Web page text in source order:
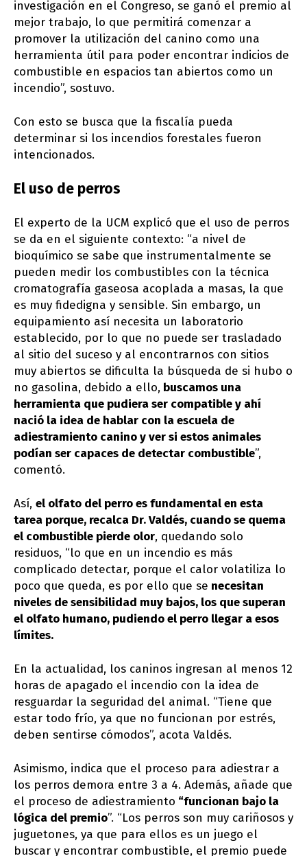
investigación en el Congreso, se ganó el premio al
mejor trabajo, lo que permitirá comenzar a
promover la utilización del canino como una
herramienta útil para poder encontrar indicios de
combustible en espacios tan abiertos como un
incendio”, sostuvo.
Con esto se busca que la fiscalía pueda
determinar si los incendios forestales fueron
intencionados.
El uso de perros
El experto de la UCM explicó que el uso de perros
se da en el siguiente contexto: “a nivel de
bioquímico se sabe que instrumentalmente se
pueden medir los combustibles con la técnica
cromatografía gaseosa acoplada a masas, la que
es muy fidedigna y sensible. Sin embargo, un
equipamiento así necesita un laboratorio
establecido, por lo que no puede ser trasladado
al sitio del suceso y al encontrarnos con sitios
muy abiertos se dificulta la búsqueda de si hubo o
no gasolina, debido a ello, buscamos una
herramienta que pudiera ser compatible y ahí
nació la idea de hablar con la escuela de
adiestramiento canino y ver si estos animales
podían ser capaces de detectar combustible”,
comentó.
Así, el olfato del perro es fundamental en esta
tarea porque, recalca Dr. Valdés, cuando se quema
el combustible pierde olor, quedando solo
residuos, “lo que en un incendio es más
complicado detectar, porque el calor volatiliza lo
poco que queda, es por ello que se necesitan
niveles de sensibilidad muy bajos, los que superan
el olfato humano, pudiendo el perro llegar a esos
límites.
En la actualidad, los caninos ingresan al menos 12
horas de apagado el incendio con la idea de
resguardar la seguridad del animal. “Tiene que
estar todo frío, ya que no funcionan por estrés,
deben sentirse cómodos”, acota Valdés.
Asimismo, indica que el proceso para adiestrar a
los perros demora entre 3 a 4. Además, añade que
el proceso de adiestramiento “funcionan bajo la
lógica del premio”. “Los perros son muy cariñosos y
juguetones, ya que para ellos es un juego el
buscar y encontrar combustible, el premio puede